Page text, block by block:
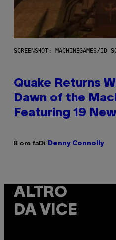
SCREENSHOT: MACHINEGAMES/ID
Quake Returns
Dawn of the
Featuring 19
8 ore faDi Denny Connolly
ALTRO
DA VICE